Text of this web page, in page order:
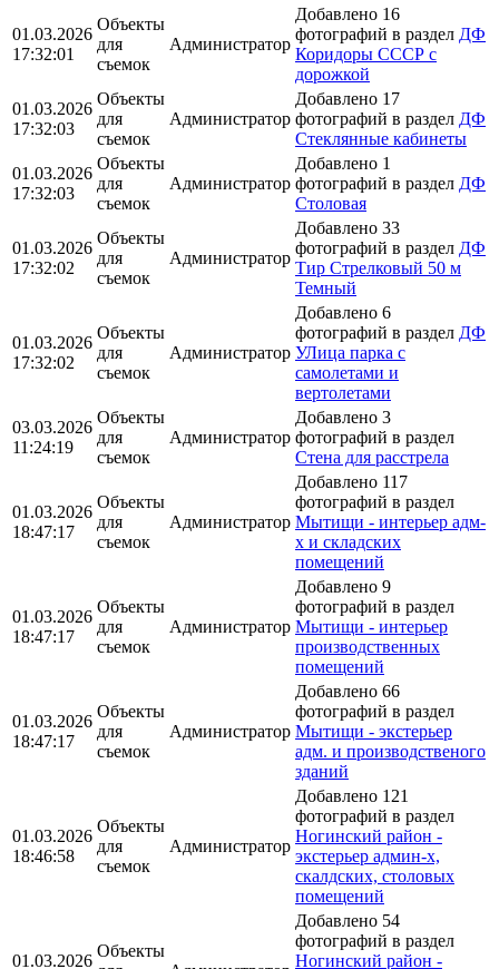
01.03.2026
17:32:01
Объекты
для
съемок
Администратор
Добавлено 16
фотографий в раздел ДФ
Коридоры СССР с
дорожкой
01.03.2026
17:32:03
Объекты
для
съемок
Администратор
Добавлено 17
фотографий в раздел ДФ
Стеклянные кабинеты
01.03.2026
17:32:03
Объекты
для
съемок
Администратор
Добавлено 1
фотографий в раздел ДФ
Столовая
01.03.2026
17:32:02
Объекты
для
съемок
Администратор
Добавлено 33
фотографий в раздел ДФ
Тир Стрелковый 50 м
Темный
01.03.2026
17:32:02
Объекты
для
съемок
Администратор
Добавлено 6
фотографий в раздел ДФ
УЛица парка с
самолетами и
вертолетами
03.03.2026
11:24:19
Объекты
для
съемок
Администратор
Добавлено 3
фотографий в раздел
Стена для расстрела
01.03.2026
18:47:17
Объекты
для
съемок
Администратор
Добавлено 117
фотографий в раздел
Мытищи - интерьер адм-
х и складских
помещений
01.03.2026
18:47:17
Объекты
для
съемок
Администратор
Добавлено 9
фотографий в раздел
Мытищи - интерьер
производственных
помещений
01.03.2026
18:47:17
Объекты
для
съемок
Администратор
Добавлено 66
фотографий в раздел
Мытищи - экстерьер
адм. и производственого
зданий
01.03.2026
18:46:58
Объекты
для
съемок
Администратор
Добавлено 121
фотографий в раздел
Ногинский район -
экстерьер админ-х,
скалдских, столовых
помещений
01.03.2026
Объекты
Добавлено 54
фотографий в раздел
Ногинский район -